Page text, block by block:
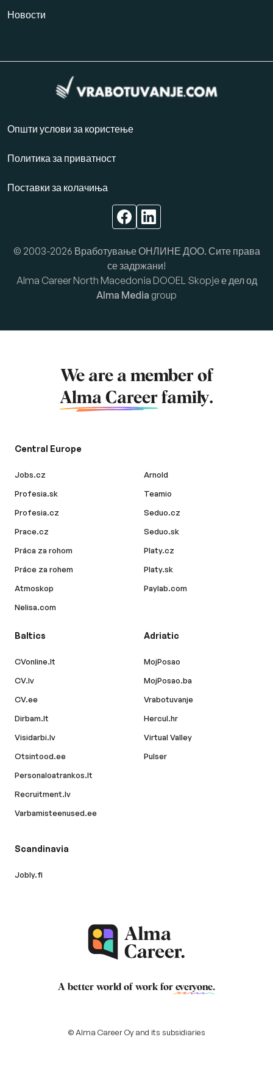
Новости
Општи услови за користење
Политика за приватност
Поставки за колачиња
© 2003-2026 Вработување ОНЛИНЕ ДОО. Сите права
се задржани!
Alma Career North Macedonia DOOEL Skopje е дел од
Alma Media group
We are a member of
Alma Career family.
Central Europe
Jobs.cz
Profesia.sk
Profesia.cz
Prace.cz
Práca za rohom
Práce za rohem
Atmoskop
Nelisa.com
Arnold
Teamio
Seduo.cz
Seduo.sk
Platy.cz
Platy.sk
Paylab.com
Baltics
CVonline.lt
CV.lv
CV.ee
Dirbam.lt
Visidarbi.lv
Otsintood.ee
Personaloatrankos.lt
Recruitment.lv
Varbamisteenused.ee
Adriatic
MojPosao
MojPosao.ba
Vrabotuvanje
Hercul.hr
Virtual Valley
Pulser
Scandinavia
Jobly.fi
A better world of work for everyone.
© Alma Career Oy and its subsidiaries